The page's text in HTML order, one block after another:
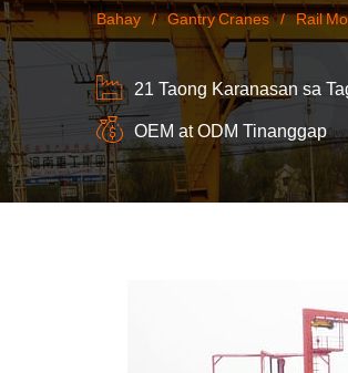
Bahay / Gantry Cranes / Rail
21 Taong Karanasan sa
OEM at ODM Tinanggap